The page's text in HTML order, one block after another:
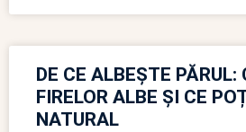
DE CE ALBEȘTE PĂRUL:
FIRELOR ALBE ȘI CE
NATURAL